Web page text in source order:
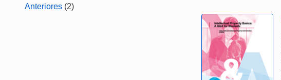
Anteriores (2)